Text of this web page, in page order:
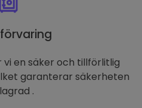
en säker och tillförlitlig
garanterar säkerheten
.